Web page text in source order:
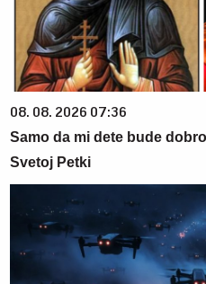
08. 08. 2026 07:36
Samo da mi dete bude
Svetoj Petki